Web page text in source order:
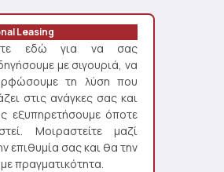
Leasing
εδώ για να σας
με σιγουριά, να
τη λύση που
στις ανάγκες σας και
εξυπηρετήσουμε όποτε
Μοιραστείτε μαζί
επιθυμία σας και θα την
πραγματικότητα.